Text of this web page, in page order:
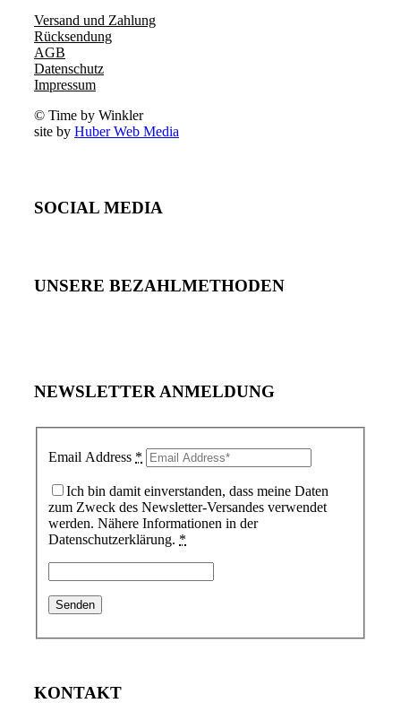
Versand und Zahlung
Rücksendung
AGB
Datenschutz
Impressum
© Time by Winkler
site by Huber Web Media
SOCIAL MEDIA
UNSERE BEZAHLMETHODEN
NEWSLETTER ANMELDUNG
Email Address *
Ich bin damit einverstanden, dass meine Daten
zum Zweck des Newsletter-Versandes verwendet
werden. Nähere Informationen in der
Datenschutzerklärung. *
KONTAKT